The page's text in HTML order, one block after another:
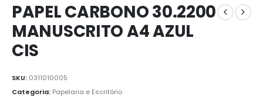
PAPEL CARBONO 30.2200
MANUSCRITO A4 AZUL
CIS
SKU: 0311010005
Categoria: Papelaria e Escritório